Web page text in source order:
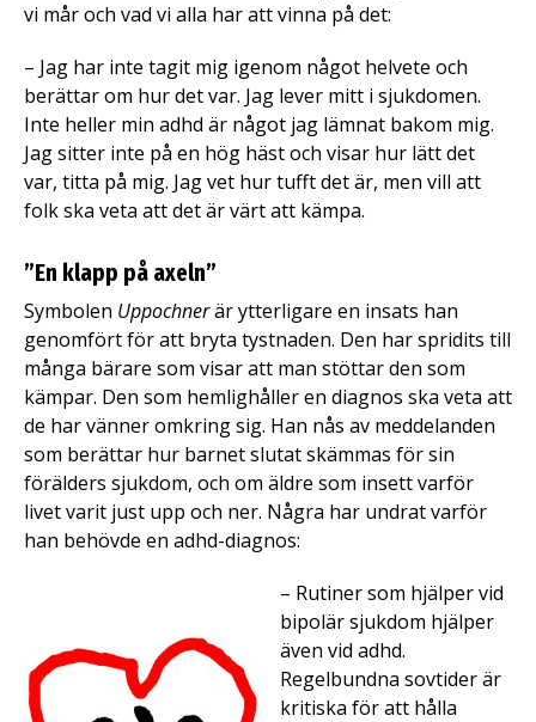
vi mår och vad vi alla har att vinna på det:
– Jag har inte tagit mig igenom något helvete och
berättar om hur det var. Jag lever mitt i sjukdomen.
Inte heller min adhd är något jag lämnat bakom mig.
Jag sitter inte på en hög häst och visar hur lätt det
var, titta på mig. Jag vet hur tufft det är, men vill att
folk ska veta att det är värt att kämpa.
”En klapp på axeln”
Symbolen Uppochnerär ytterligare en insats han
genomfört för att bryta tystnaden. Den har spridits till
många bärare som visar att man stöttar den som
kämpar. Den som hemlighåller en diagnos ska veta att
de har vänner omkring sig. Han nås av meddelanden
som berättar hur barnet slutat skämmas för sin
förälders sjukdom, och om äldre som insett varför
livet varit just upp och ner. Några har undrat varför
han behövde en adhd-diagnos:
– Rutiner som hjälper vid
bipolär sjukdom hjälper
även vid adhd.
Regelbundna sovtider är
kritiska för att hålla